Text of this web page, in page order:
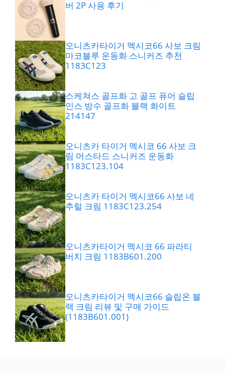
버 2P 사용 후기
오니츠카타이거 멕시코66 사보 크림
마코블루 운동화 스니커즈 추천
1183C123
스케쳐스 골프화 고 골프 퓨어 슬립
인스 방수 골프화 블랙 화이트
214147
오니츠카 타이거 멕시코 66 사보 크
림 머스타드 스니커즈 운동화
1183C123.104
오니츠카 타이거 멕시코66 사보 네
추럴 크림 1183C123.254
오니츠카타이거 멕시코 66 파라티
버치 크림 1183B601.200
오니츠카타이거 멕시코66 슬립온 블
랙 크림 리뷰 및 구매 가이드
(1183B601.001)